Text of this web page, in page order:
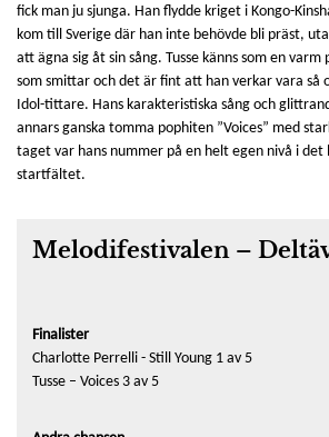
fick man ju sjunga. Han flydde kriget i Kongo-
kom till Sverige där han inte behövde bli präst,
att ägna sig åt sin sång. Tusse känns som en
som smittar och det är fint att han verkar vara så
Idol-tittare. Hans karakteristiska sång och
annars ganska tomma pophiten ”Voices” med
taget var hans nummer på en helt egen nivå i det
startfältet.
Melodifestivalen –
Finalister
Charlotte Perrelli - Still Young 1 av 5
Tusse – Voices 3 av 5